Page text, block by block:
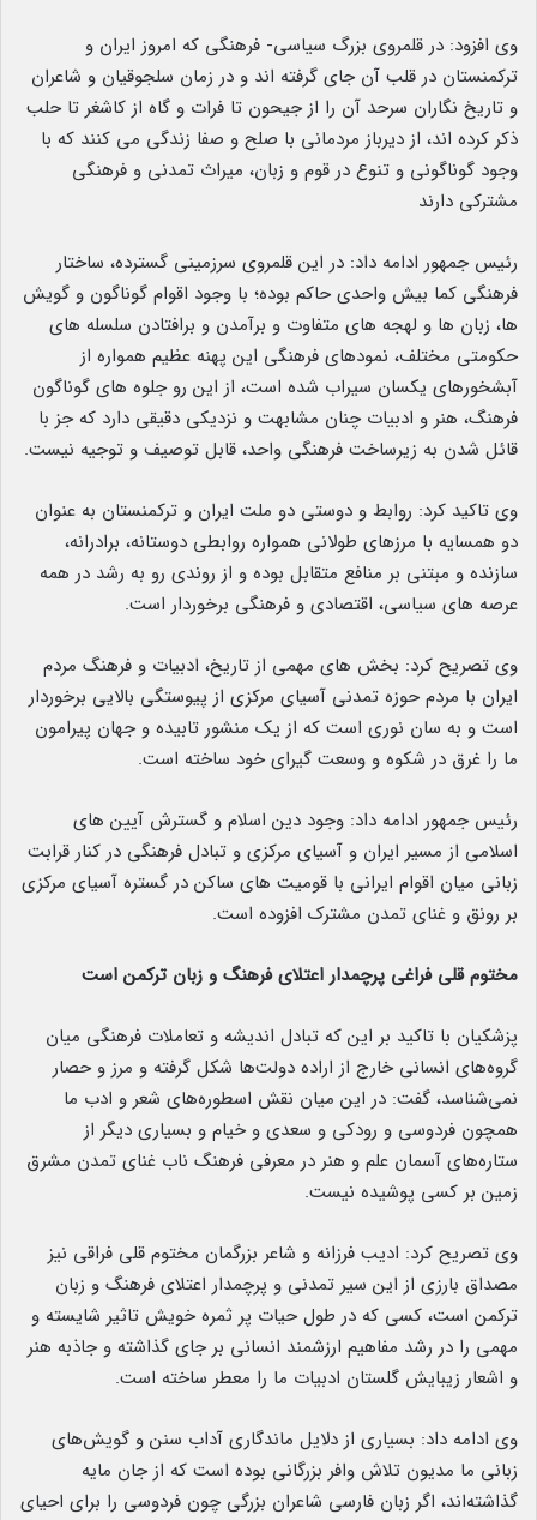
وی افزود: در قلمروی بزرگ سیاسی- فرهنگی که امروز ایران و
ترکمنستان در قلب آن جای گرفته اند و در زمان سلجوقیان و شاعران
و تاریخ نگاران سرحد آن را از جیحون تا فرات و گاه از کاشغر تا حلب
ذکر کرده اند، از دیرباز مردمانی با صلح و صفا زندگی می کنند که با
وجود گوناگونی و تنوع در قوم و زبان، میراث تمدنی و فرهنگی
مشترکی دارند
رئیس جمهور ادامه داد: در این قلمروی سرزمینی گسترده، ساختار
فرهنگی کما بیش واحدی حاکم بوده؛ با وجود اقوام گوناگون و گویش
ها، زبان ها و لهجه های متفاوت و برآمدن و برافتادن سلسله های
حکومتی مختلف، نمودهای فرهنگی این پهنه عظیم همواره از
آبشخورهای یکسان سیراب شده است، از این رو جلوه های گوناگون
فرهنگ، هنر و ادبیات چنان مشابهت و نزدیکی دقیقی دارد که جز با
قائل شدن به زیرساخت فرهنگی واحد، قابل توصیف و توجیه نیست.
وی تاکید کرد: روابط و دوستی دو ملت ایران و ترکمنستان به عنوان
دو همسایه با مرزهای طولانی همواره روابطی دوستانه، برادرانه،
سازنده و مبتنی بر منافع متقابل بوده و از روندی رو به رشد در همه
عرصه های سیاسی، اقتصادی و فرهنگی برخوردار است.
وی تصریح کرد: بخش های مهمی از تاریخ، ادبیات و فرهنگ مردم
ایران با مردم حوزه تمدنی آسیای مرکزی از پیوستگی بالایی برخوردار
است و به سان نوری است که از یک منشور تابیده و جهان پیرامون
ما را غرق در شکوه و وسعت گیرای خود ساخته است.
رئیس جمهور ادامه داد: وجود دین اسلام و گسترش آیین های
اسلامی از مسیر ایران و آسیای مرکزی و تبادل فرهنگی در کنار قرابت
زبانی میان اقوام ایرانی با قومیت های ساکن در گستره آسیای مرکزی
بر رونق و غنای تمدن مشترک افزوده است.
مختوم‌ قلی فراغی پرچمدار اعتلای فرهنگ و زبان ترکمن است
پزشکیان با تاکید بر این که تبادل اندیشه و تعاملات فرهنگی میان
گروه‌های انسانی خارج از اراده دولت‌ها شکل گرفته و مرز و حصار
نمی‌شناسد، گفت: در این میان نقش اسطوره‌های شعر و ادب ما
همچون فردوسی و رودکی و سعدی و خیام و بسیاری دیگر از
ستاره‌های آسمان علم و هنر در معرفی فرهنگ ناب غنای تمدن مشرق
زمین بر کسی پوشیده نیست.
وی تصریح کرد: ادیب فرزانه و شاعر بزرگمان مختوم قلی فراقی نیز
مصداق بارزی از این سیر تمدنی و پرچمدار اعتلای فرهنگ و زبان
ترکمن است، کسی که در طول حیات پر ثمره خویش تاثیر شایسته و
مهمی را در رشد مفاهیم ارزشمند انسانی بر جای گذاشته و جاذبه هنر
و اشعار زیبایش گلستان ادبیات ما را معطر ساخته است.
وی ادامه داد: بسیاری از دلایل ماندگاری آداب سنن و گویش‌های
زبانی ما مدیون تلاش وافر بزرگانی بوده است که از جان مایه
گذاشته‌اند، اگر زبان فارسی شاعران بزرگی چون فردوسی را برای احیای